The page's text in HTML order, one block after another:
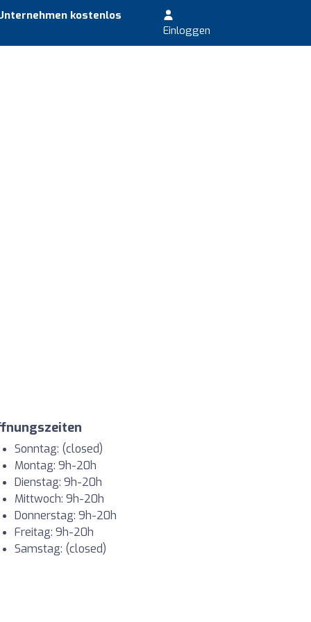
kostenlos
Einloggen
Sonntag: (closed)
Montag: 9h-20h
Dienstag: 9h-20h
Mittwoch: 9h-20h
Donnerstag: 9h-20h
Freitag: 9h-20h
Samstag: (closed)